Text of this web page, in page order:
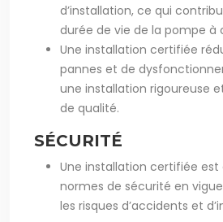
d’installation, ce qui
durée de vie de la pompe à
Une installation certifiée
pannes et de
une installation rigoureuse
de qualité.
SÉCURITÉ
Une installation certifiée
normes de sécurité en
les risques d’accidents et